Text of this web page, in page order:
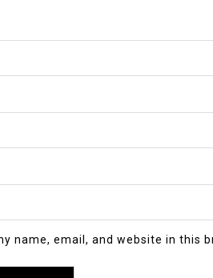
name, email, and website in this